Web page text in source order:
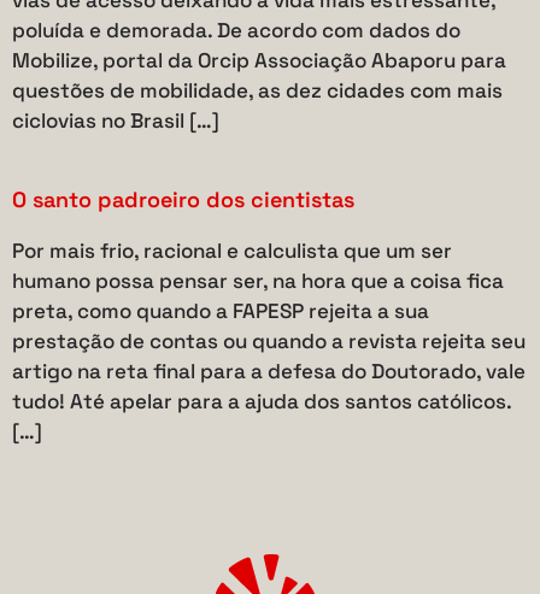
poluída e demorada. De acordo com dados do
Mobilize, portal da Orcip Associação Abaporu para
questões de mobilidade, as dez cidades com mais
ciclovias no Brasil […]
O santo padroeiro dos cientistas
Por mais frio, racional e calculista que um ser
humano possa pensar ser, na hora que a coisa fica
preta, como quando a FAPESP rejeita a sua
prestação de contas ou quando a revista rejeita seu
artigo na reta final para a defesa do Doutorado, vale
tudo! Até apelar para a ajuda dos santos católicos.
[…]